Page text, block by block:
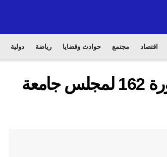
اقتصاد مجتمع حوادث وقضايا رياضة دولية
بوريطة يحل بالقاهرة للمشاركة الدورة 162 لمجلس جامعة